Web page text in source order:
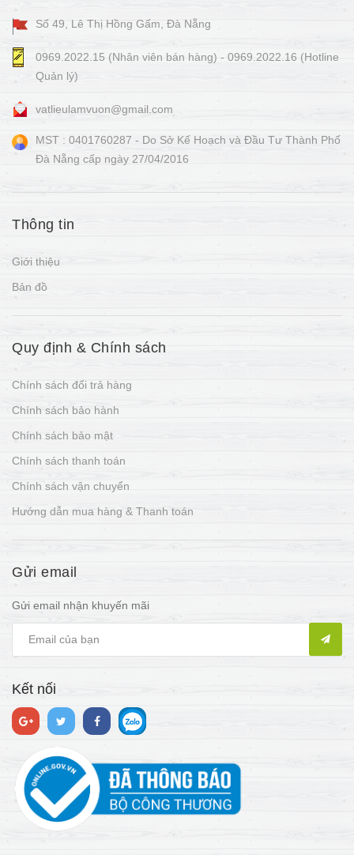
Số 49, Lê Thị Hồng Gấm, Đà Nẵng
0969.2022.15 (Nhân viên bán hàng) - 0969.2022.16 (Hotline
Quản lý)
vatlieulamvuon@gmail.com
MST : 0401760287 - Do Sở Kế Hoạch và Đầu Tư Thành Phố
Đà Nẵng cấp ngày 27/04/2016
Thông tin
Giới thiệu
Bản đồ
Quy định & Chính sách
Chính sách đổi trả hàng
Chính sách bảo hành
Chính sách bảo mật
Chính sách thanh toán
Chính sách vận chuyển
Hướng dẫn mua hàng & Thanh toán
Gửi email
Gửi email nhận khuyến mãi
Kết nối